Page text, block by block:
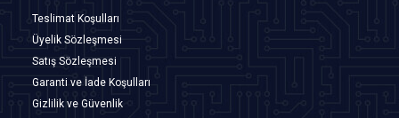
Teslimat Koşulları
Üyelik Sözleşmesi
Satış Sözleşmesi
Garanti ve İade Koşulları
Gizlilik ve Güvenlik